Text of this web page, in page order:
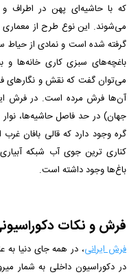
که با حاشیه‌ای پهن در
می‌شوند. این نوع طرح از معماری
گرفته شده است و نمادی از
باغچه‌های سبزی کاری
می‌توان گفت که نقش و نگارهای
آن‌ها فرش مرده است. در فرش
جهان) در حد فاصل حاشیه‌ها، نوار
گره وجود دارد که قالی بافان غرب
کناری ترین جوی آب شبکه‌
باغ‌ها وجود داشته است.
فرش و نکات
فرش ایرانی، در همه جای دنیا
در دکوراسیون داخلی به شمار